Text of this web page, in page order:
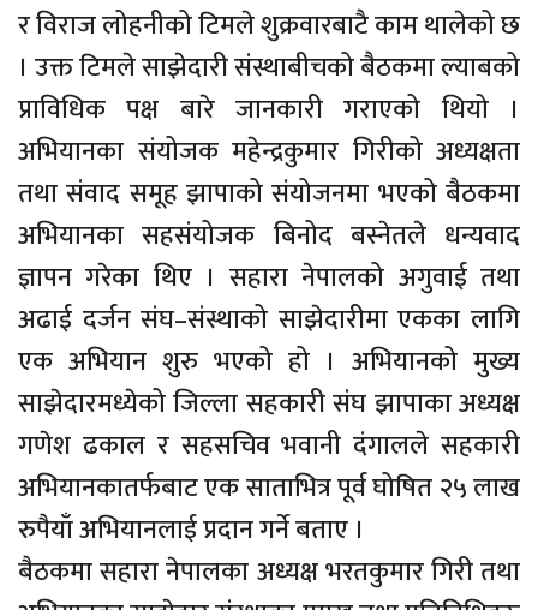
र विराज लोहनीको टिमले शुक्रवारबाटै काम थालेको छ
। उक्त टिमले साझेदारी संस्थाबीचको बैठकमा ल्याबको
प्राविधिक पक्ष बारे जानकारी गराएको थियो ।
अभियानका संयोजक महेन्द्रकुमार गिरीको अध्यक्षता
तथा संवाद समूह झापाको संयोजनमा भएको बैठकमा
अभियानका सहसंयोजक बिनोद बस्नेतले धन्यवाद
ज्ञापन गरेका थिए । सहारा नेपालको अगुवाई तथा
अढाई दर्जन संघ–संस्थाको साझेदारीमा एकका लागि
एक अभियान शुरु भएको हो । अभियानको मुख्य
साझेदारमध्येको जिल्ला सहकारी संघ झापाका अध्यक्ष
गणेश ढकाल र सहसचिव भवानी दंगालले सहकारी
अभियानकातर्फबाट एक साताभित्र पूर्व घोषित २५ लाख
रुपैयाँ अभियानलाई प्रदान गर्ने बताए ।
बैठकमा सहारा नेपालका अध्यक्ष भरतकुमार गिरी तथा